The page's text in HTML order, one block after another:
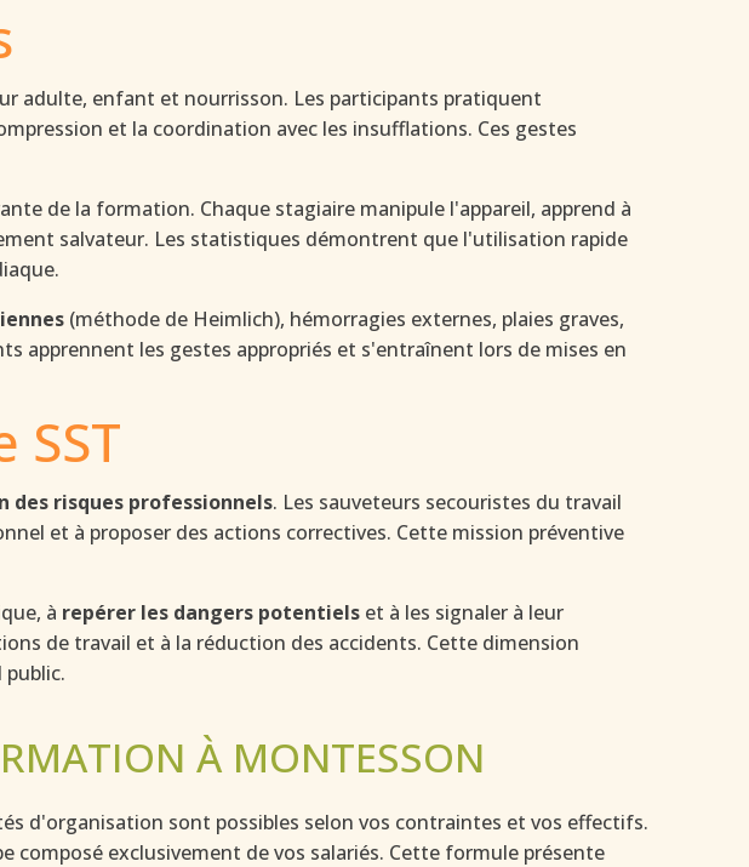
adulte, enfant et nourrisson. Les participants pratiquent
et la coordination avec les insufflations. Ces gestes
de la formation. Chaque stagiaire manipule l'appareil, apprend à
salvateur. Les statistiques démontrent que l'utilisation rapide
(méthode de Heimlich), hémorragies externes, plaies graves,
apprennent les gestes appropriés et s'entraînent lors de mises en
des risques professionnels. Les sauveteurs secouristes du travail
et à proposer des actions correctives. Cette mission préventive
à repérer les dangers potentiels et à les signaler à leur
de travail et à la réduction des accidents. Cette dimension
À MONTESSON
d'organisation sont possibles selon vos contraintes et vos effectifs.
composé exclusivement de vos salariés. Cette formule présente